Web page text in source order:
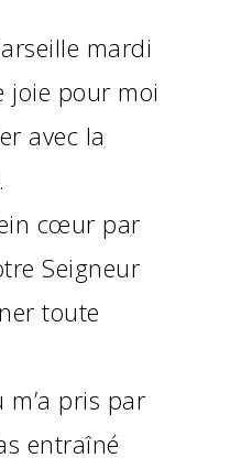
mardi
joie pour moi
avec la
cœur par
Seigneur
toute
m’a pris par
entraîné